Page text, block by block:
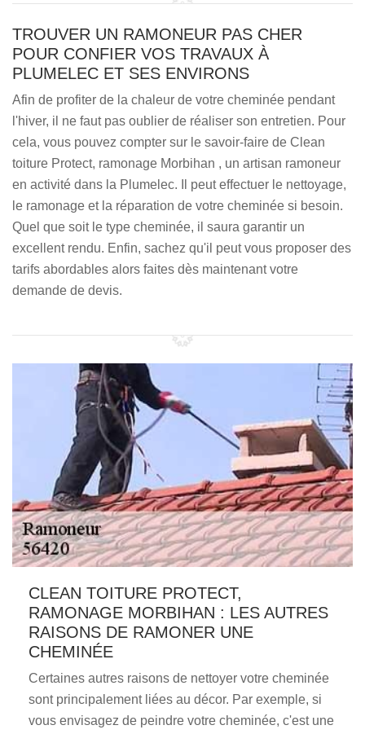
TROUVER UN RAMONEUR PAS CHER
POUR CONFIER VOS TRAVAUX À
PLUMELEC ET SES ENVIRONS
Afin de profiter de la chaleur de votre cheminée pendant
l'hiver, il ne faut pas oublier de réaliser son entretien. Pour
cela, vous pouvez compter sur le savoir-faire de Clean
toiture Protect, ramonage Morbihan , un artisan ramoneur
en activité dans la Plumelec. Il peut effectuer le nettoyage,
le ramonage et la réparation de votre cheminée si besoin.
Quel que soit le type cheminée, il saura garantir un
excellent rendu. Enfin, sachez qu'il peut vous proposer des
tarifs abordables alors faites dès maintenant votre
demande de devis.
CLEAN TOITURE PROTECT,
RAMONAGE MORBIHAN : LES AUTRES
RAISONS DE RAMONER UNE
CHEMINÉE
Certaines autres raisons de nettoyer votre cheminée
sont principalement liées au décor. Par exemple, si
vous envisagez de peindre votre cheminée, c'est une